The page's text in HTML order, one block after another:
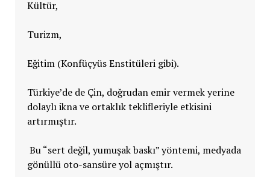
Kültür,
Turizm,
Eğitim (Konfüçyüs Enstitüleri gibi).
Türkiye’de de Çin, doğrudan emir vermek yerine
dolaylı ikna ve ortaklık teklifleriyle etkisini
artırmıştır.
Bu “sert değil, yumuşak baskı” yöntemi, medyada
gönüllü oto-sansüre yol açmıştır.